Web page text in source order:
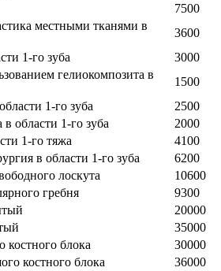
7500
местными тканями в
3600
1-го зуба
3000
гелиокомпозита в
1500
1-го зуба
2500
области 1-го зуба
2000
1-го тяжа
4100
в области 1-го зуба
6200
лоскута
10600
гребня
9300
20000
35000
костного блока
30000
костного блока
36000